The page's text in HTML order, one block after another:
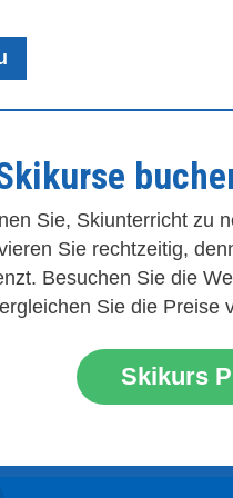
Sie, Skiunterricht zu
Sie rechtzeitig,
Besuchen Sie die
Sie die Preise
Skikurs